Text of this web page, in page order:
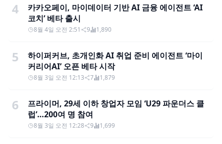
4
카카오페이, 마이데이터 기반 AI 금융 에이전트 ‘AI
코치’ 베타 출시
8월 4일 오전 2:51 9 1,890
5
하이퍼커브, 초개인화 AI 취업 준비 에이전트 ‘마이
커리어AI’ 오픈 베타 시작
8월 3일 오전 12:13 7 1,879
6
프라이머, 29세 이하 창업자 모임 ‘U29 파운더스 클
럽’…200여 명 참여
8월 3일 오전 12:28 9 1,699